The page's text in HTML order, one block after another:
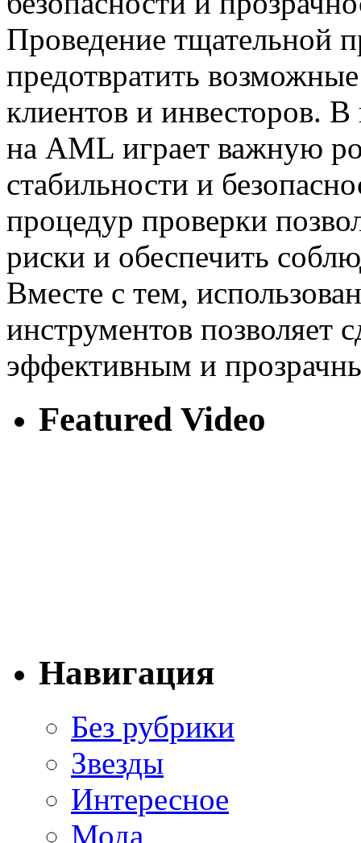
Проведение тщательной
предотвратить
клиентов и инвесторов.
на AML играет важную
стабильности и
процедур проверки
риски и обеспечить
Вместе с тем,
инструментов позволяет
эффективным и
Featured Video
Навигация
Без рубрики
Звезды
Интересное
Мода